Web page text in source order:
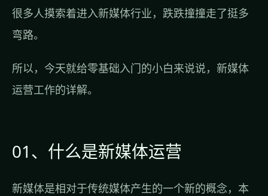
很多人摸索着进入新媒体行业，跌跌撞撞走了挺多
弯路。
所以，今天就给零基础入门的小白来说说，新媒体
运营工作的详解。
01、什么是新媒体运营
新媒体是相对于传统媒体产生的一个新的概念，本